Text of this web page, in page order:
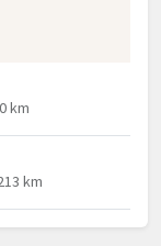
km
km